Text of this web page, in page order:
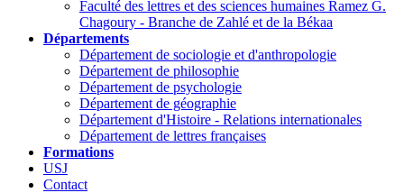
Faculté des lettres et des sciences humaines Ramez G.
Chagoury - Branche de Zahlé et de la Békaa
Départements
Département de sociologie et d'anthropologie
Département de philosophie
Département de psychologie
Département de géographie
Département d'Histoire - Relations internationales
Département de lettres françaises
Formations
USJ
Contact